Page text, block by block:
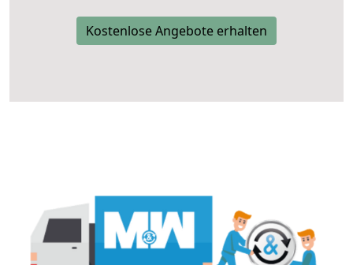
Kostenlose Angebote erhalten